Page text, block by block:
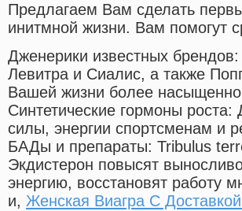
Предлагаем Вам сделать
инитмной жизни. Вам помогут
Дженерики известных брендов:
Левитра и Сиалис, а также
Вашей жизни более
Синтетические гормоны роста:
силы, энергии спортсменам и
БАДы и препараты: Tribulus
Экдистерон повысят
энергию, восстановят работу
и, Женская Виагра С